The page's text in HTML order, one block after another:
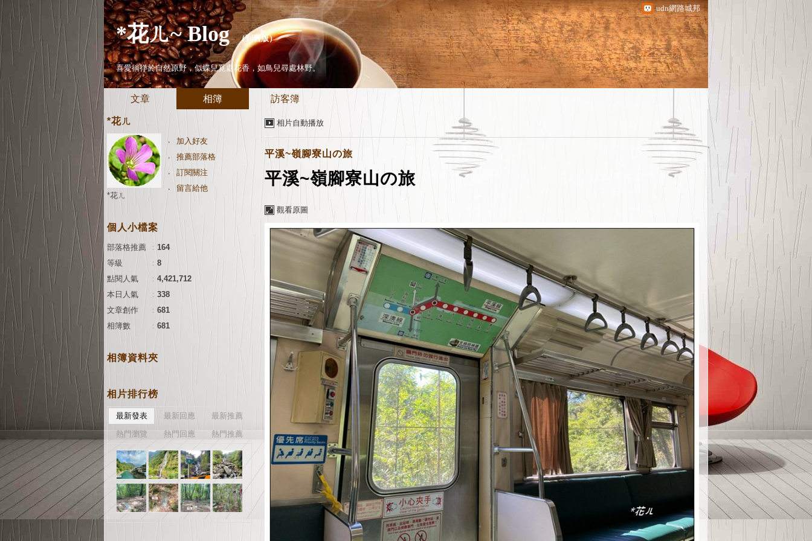
udn網路城邦
*花ㄦ~ Blog（到舊版）
喜愛徜徉於自然原野，似蝶兒覓處花香，如鳥兒尋處林野。
文章 相簿 訪客簿
相片自動播放
平溪~嶺腳寮山の旅
平溪~嶺腳寮山の旅
觀看原圖
*花ㄦ
加入好友
推薦部落格
訂閱關注
留言給他
*花ㄦ
個人小檔案
部落格推薦 ： 164
等級
： 8
點閱人氣
： 4,421,712
本日人氣
： 338
文章創作
： 681
相簿數
： 681
相簿資料夾
相片排行榜
最新發表 最新回應
最新推薦
熱門瀏覽
熱門回應 熱門推薦